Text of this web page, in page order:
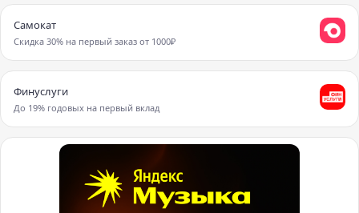
Самокат
Скидка 30% на первый заказ от 1000₽
Финуслуги
До 19% годовых на первый вклад